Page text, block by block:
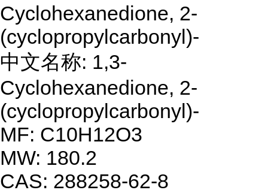
Cyclohexanedione, 2-
(cyclopropylcarbonyl)-
中文名称: 1,3-
Cyclohexanedione, 2-
(cyclopropylcarbonyl)-
MF: C10H12O3
MW: 180.2
CAS: 288258-62-8